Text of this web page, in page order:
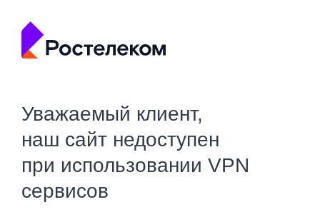
Уважаемый клиент,
наш сайт недоступен
при использовании VPN
сервисов